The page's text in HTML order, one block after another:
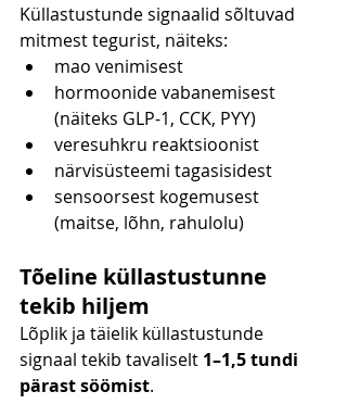
Küllastustunde signaalid sõltuvad
mitmest tegurist, näiteks:
mao venimisest
hormoonide vabanemisest
(näiteks GLP-1, CCK, PYY)
veresuhkru reaktsioonist
närvisüsteemi tagasisidest
sensoorsest kogemusest
(maitse, lõhn, rahulolu)
Tõeline küllastustunne
tekib hiljem
Lõplik ja täielik küllastustunde
signaal tekib tavaliselt 1–1,5 tundi
pärast söömist.